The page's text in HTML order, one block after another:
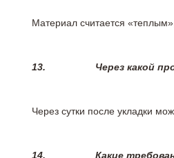
Материал считается
13. Через какой
Через сутки после укладки
14. Какие